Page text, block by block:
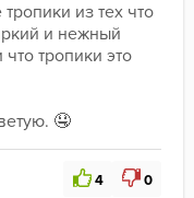
из тех что
и нежный
тропики это
🤤
4 0